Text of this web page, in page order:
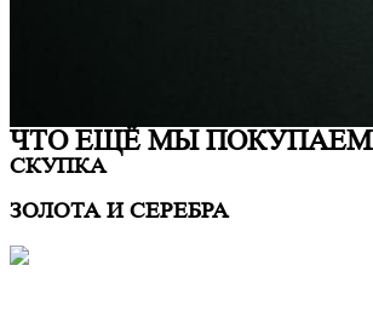
ЧТО ЕЩË МЫ ПОКУПАЕМ
СКУПКА
ЗОЛОТА И СЕРЕБРА